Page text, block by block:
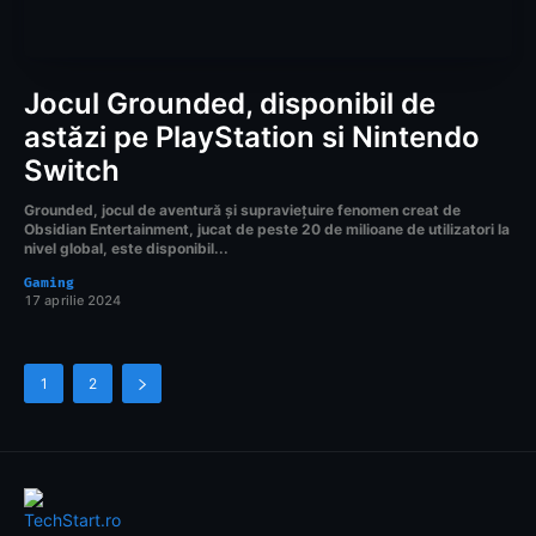
Jocul Grounded, disponibil de
astăzi pe PlayStation si Nintendo
Switch
Grounded, jocul de aventură și supraviețuire fenomen creat de
Obsidian Entertainment, jucat de peste 20 de milioane de utilizatori la
nivel global, este disponibil...
Gaming
17 aprilie 2024
1 2